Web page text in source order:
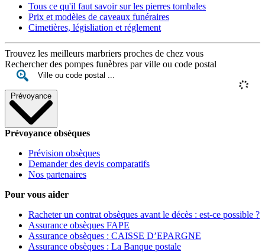
Tous ce qu'il faut savoir sur les pierres tombales
Prix et modèles de caveaux funéraires
Cimetières, législiation et réglement
Trouvez les meilleurs marbriers proches de chez vous
Rechercher des pompes funèbres par ville ou code postal
Prévoyance
Prévoyance obsèques
Prévision obsèques
Demander des devis comparatifs
Nos partenaires
Pour vous aider
Racheter un contrat obsèques avant le décès : est-ce possible ?
Assurance obsèques FAPE
Assurance obsèques : CAISSE D’EPARGNE
Assurance obsèques : La Banque postale